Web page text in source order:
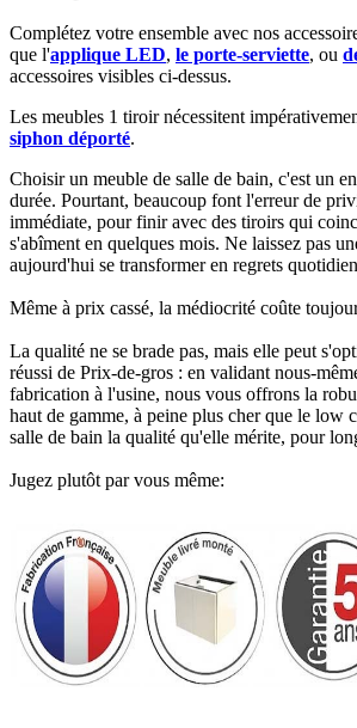
Complétez votre ensemble avec nos
que l'applique LED, le porte-serviette, ou
accessoires visibles ci-dessus.​
Les meubles 1 tiroir nécessitent
siphon déporté.​
Choisir un meuble de salle de bain, c'est un
durée. Pourtant, beaucoup font l'erreur de
immédiate, pour finir avec des tiroirs qui
s'abîment en quelques mois. Ne laissez pas
aujourd'hui se transformer en regrets
Même à prix cassé, la médiocrité coûte
La qualité ne se brade pas, mais elle peut
réussi de Prix-de-gros : en validant nous-
fabrication à l'usine, nous vous offrons la
haut de gamme, à peine plus cher que le low
salle de bain la qualité qu'elle mérite, pour
Jugez plutôt par vous même: